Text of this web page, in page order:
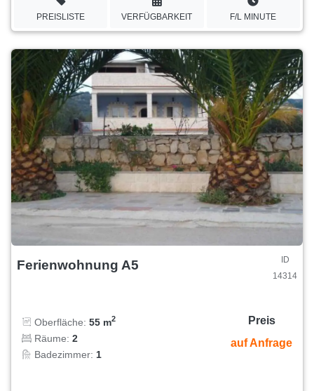
PREISLISTE VERFÜGBARKEIT F/L MINUTE
Ferienwohnung A5
ID
14314
Oberfläche: 55 m2
Räume: 2
Badezimmer: 1
Preis
auf Anfrage